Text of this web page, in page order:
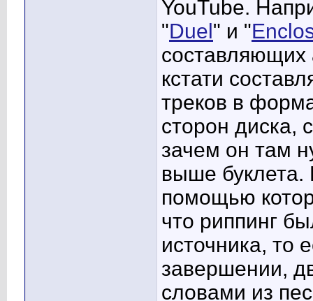
YouTube.
"Duel " и "
составляющих
кстати
треков в
сторон диска,
зачем он там
выше буклета.
помощью
что риппинг
источника, то
завершении,
словами из